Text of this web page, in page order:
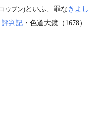
ウブン)といふ、罪なきよし
評判記 ・色道大鏡（1678）